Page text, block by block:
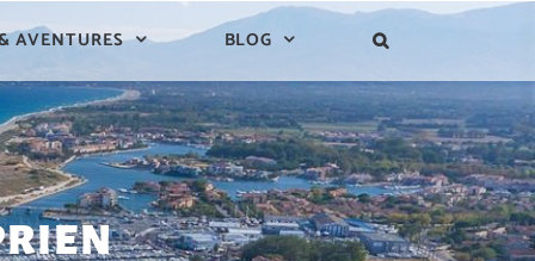
AVENTURES BLOG